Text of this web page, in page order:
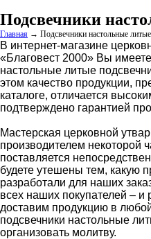
Подсвечники
Главная → Подсвечники настольные литые
В интернет-магазине
«Благовест 2000» Вы
настольные литые
этом качество продукции,
каталоге, отличается
подтверждено гарантией
Мастерская церковной
производителем некоторой
поставляется
будете утешены тем, какую
разработали для наших
всех наших покупателей –
доставим продукцию в
подсвечники настольные
организовать молитву.